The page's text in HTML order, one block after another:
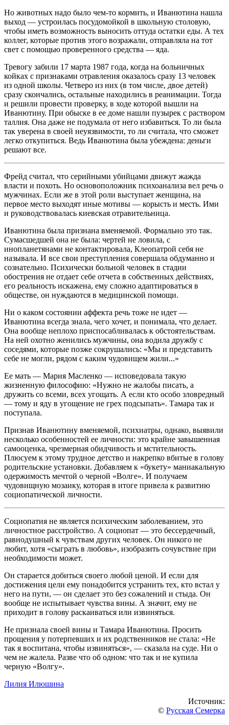
Но животных надо было чем-то кормить, и Иванютина нашла
выход — устроилась посудомойкой в школьную столовую,
чтобы иметь возможность выносить оттуда остатки еды. А тех
коллег, которые против этого возражали, отправляла на тот
свет с помощью проверенного средства — яда.
Тревогу забили 17 марта 1987 года, когда на больничных
койках с признаками отравления оказалось сразу 13 человек
из одной школы. Четверо из них (в том числе, двое детей)
сразу скончались, остальные находились в реанимации. Тогда
и решили провести проверку, в ходе которой вышли на
Иванютину. При обыске в ее доме нашли пузырек с раствором
таллия. Она даже не подумала от него избавиться. То ли была
так уверена в своей неуязвимости, то ли считала, что сможет
легко откупиться. Ведь Иванютина была убеждена: деньги
решают все.
Фрейд считал, что серийными убийцами движут жажда
власти и похоть. Но основоположник психоанализа вел речь о
мужчинах. Если же в этой роли выступает женщина, на
первое место выходят иные мотивы — корысть и месть. Ими
и руководствовалась киевская отравительница.
Иванютина была признана вменяемой. Формально это так.
Сумасшедшей она не была: чертей не ловила, с
инопланетянами не контактировала, Клеопатрой себя не
называла. И все свои преступления совершала обдуманно и
сознательно. Психически больной человек в стадии
обострения не отдает себе отчета в собственных действиях,
его реальность искажена, ему сложно адаптироваться в
обществе, он нуждаются в медицинской помощи.
Ни о каком состоянии аффекта речь тоже не идет —
Иванютина всегда знала, чего хочет, и понимала, что делает.
Она вообще неплохо приспосабливалась к обстоятельствам.
На ней охотно женились мужчины, она водила дружбу с
соседями, которые позже сокрушались: «Мы и представить
себе не могли, рядом с каким чудовищем жили...»
Ее мать — Мария Масленко — исповедовала такую
жизненную философию: «Нужно не жалобы писать, а
дружить со всеми, всех угощать. А если кто особо зловредный
— тому и яду в угощение не грех подсыпать». Тамара так и
поступала.
Признав Иванютину вменяемой, психиатры, однако, выявили
несколько особенностей ее личности: это крайне завышенная
самооценка, чрезмерная обидчивость и мстительность.
Плюсуем к этому трудное детство и накрепко вбитые в голову
родительские установки. Добавляем к «букету» маниакальную
одержимость мечтой о черной «Волге». И получаем
чудовищную мозаику, которая в итоге привела к развитию
социопатической личности.
Социопатия не является психическим заболеванием, это
личностное расстройство. А социопат — это бессердечный,
равнодушный к чувствам других человек. Он никого не
любит, хотя «сыграть в любовь», изобразить сочувствие при
необходимости может.
Он старается добиться своего любой ценой. И если для
достижения цели ему понадобится устранить тех, кто встал у
него на пути, — он сделает это без сожалений и стыда. Он
вообще не испытывает чувства вины. А значит, ему не
приходит в голову раскаиваться или извиняться.
Не признала своей вины и Тамара Иванютина. Просить
прощения у потерпевших и их родственников не стала: «Не
так я воспитана, чтобы извиняться», — сказала на суде. Ни о
чем не жалела. Разве что об одном: что так и не купила
черную «Волгу».
Лилия Илюшина
Источник:
© Русская Семерка